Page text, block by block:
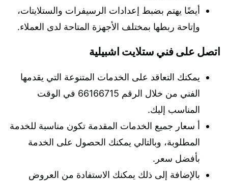
أيضًا يهتم بضبط إعدادات الرسيفرات والستلايتات،
وإتاحة ربطها بمختلف الأجهزة المتاحة لدى العملاء.
اتصل على فني ستلايت اشبيلية
يمكنك التعاقد على الخدمات المتنوعة التي يقدمها
الفني من خلال الرقم 66166715 في الوقت
المناسب إليك.
أ سعار جميع الخدمات المقدمة تكون مناسبة للخدمة
المطلوبة، وبالتالي يمكنك الحصول على الخدمة
بأفضل سعر.
بالإضافة إلى ذلك يمكنك الاستفادة من العروض